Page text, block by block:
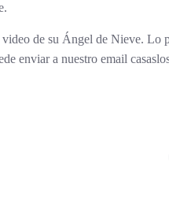
de su Ángel de Nieve. Lo
enviar a nuestro email